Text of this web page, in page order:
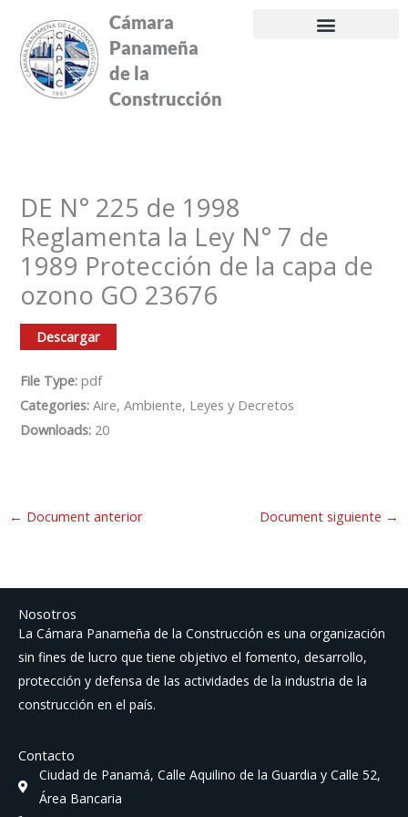
contenido
Cámara
Panameña
de la
Construcción
DE N° 225 de 1998
Reglamenta la Ley N° 7 de
1989 Protección de la capa de
ozono GO 23676
Descargar
File Type:pdf
Categories:Aire, Ambiente, Leyes y Decretos
Downloads: 20
← Document anterior Document siguiente →
Nosotros
La Cámara Panameña de la Construcción es una organización
sin fines de lucro que tiene objetivo el fomento, desarrollo,
protección y defensa de las actividades de la industria de la
construcción en el país.
Contacto
Ciudad de Panamá, Calle Aquilino de la Guardia y Calle 52,
Área Bancaria